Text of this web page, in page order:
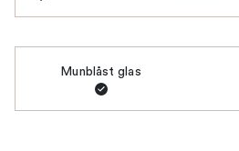
Munblåst glas